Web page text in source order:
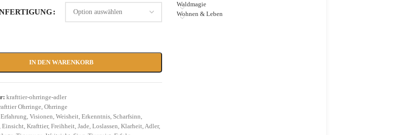
IN DEN WARENKORB
krafttier-ohrringe-adler
Ohrringe Ohrringe
Erfahrung Visionen Weisheit Erkenntnis Scharfsinn
Einsicht Krafttier, Freihheit Jade Loslassen Klarheit Adler,
Waldmagie
Wohnen & Leben